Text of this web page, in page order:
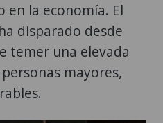
en la economía. El
disparado desde
temer una elevada
mayores,